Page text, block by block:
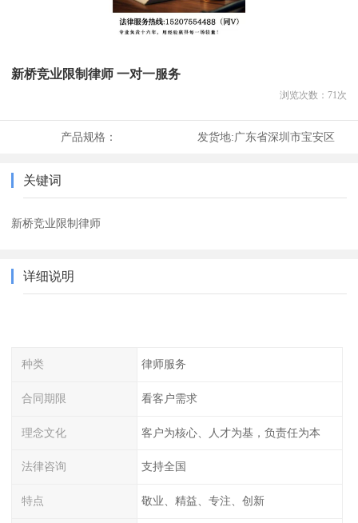
新桥竞业限制律师 一对一服务
浏览次数： 71次
产品规格： 发货地:广东省深圳市宝安区
关键词
新桥竞业限制律师
详细说明
种类 律师服务
合同期限 看客户需求
理念文化 客户为核心、人才为基，负责任为本
法律咨询 支持全国
特点 敬业、精益、专注、创新